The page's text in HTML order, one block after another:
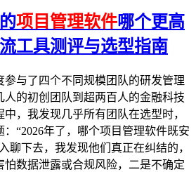
项目管理软件哪个更高
工具测评与选型指南
参与了四个不同规模团队的研发管理
人的初创团队到超两百人的金融科技
，我发现几乎所有团队在选型时，
“2026年了，哪个项目管理软件既安
聊下去，我发现他们真正在纠结的，
怕数据泄露或合规风险，二是不确定